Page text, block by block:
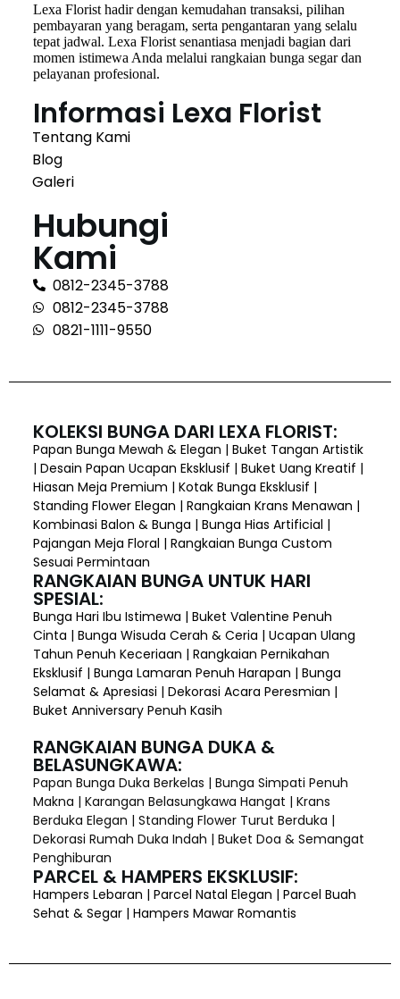
Lexa Florist hadir dengan kemudahan transaksi, pilihan
pembayaran yang beragam, serta pengantaran yang selalu
tepat jadwal. Lexa Florist senantiasa menjadi bagian dari
momen istimewa Anda melalui rangkaian bunga segar dan
pelayanan profesional.
Informasi Lexa Florist
Tentang Kami
Blog
Galeri
Hubungi
Kami
0812-2345-3788
0812-2345-3788
0821-1111-9550
KOLEKSI BUNGA DARI LEXA FLORIST:
Papan Bunga Mewah & Elegan | Buket Tangan Artistik
| Desain Papan Ucapan Eksklusif | Buket Uang Kreatif |
Hiasan Meja Premium | Kotak Bunga Eksklusif |
Standing Flower Elegan | Rangkaian Krans Menawan |
Kombinasi Balon & Bunga | Bunga Hias Artificial |
Pajangan Meja Floral | Rangkaian Bunga Custom
Sesuai Permintaan
RANGKAIAN BUNGA UNTUK HARI
SPESIAL:
Bunga Hari Ibu Istimewa | Buket Valentine Penuh
Cinta | Bunga Wisuda Cerah & Ceria | Ucapan Ulang
Tahun Penuh Keceriaan | Rangkaian Pernikahan
Eksklusif | Bunga Lamaran Penuh Harapan | Bunga
Selamat & Apresiasi | Dekorasi Acara Peresmian |
Buket Anniversary Penuh Kasih
RANGKAIAN BUNGA DUKA &
BELASUNGKAWA:
Papan Bunga Duka Berkelas | Bunga Simpati Penuh
Makna | Karangan Belasungkawa Hangat | Krans
Berduka Elegan | Standing Flower Turut Berduka |
Dekorasi Rumah Duka Indah | Buket Doa & Semangat
Penghiburan
PARCEL & HAMPERS EKSKLUSIF:
Hampers Lebaran | Parcel Natal Elegan | Parcel Buah
Sehat & Segar | Hampers Mawar Romantis